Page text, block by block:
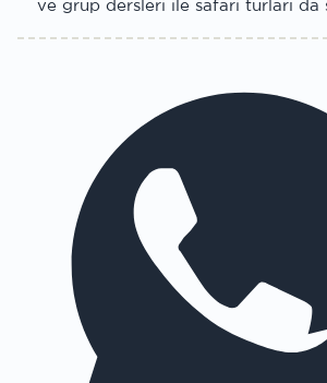
ve grup dersleri ile safari turları da